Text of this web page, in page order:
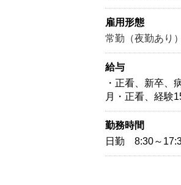
雇用形態
常勤（夜勤あり）
給与
・正看、新卒、
月・正看、経験
勤務時間
日勤 8:30～